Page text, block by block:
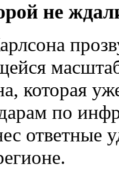
не
которая
по
ответные